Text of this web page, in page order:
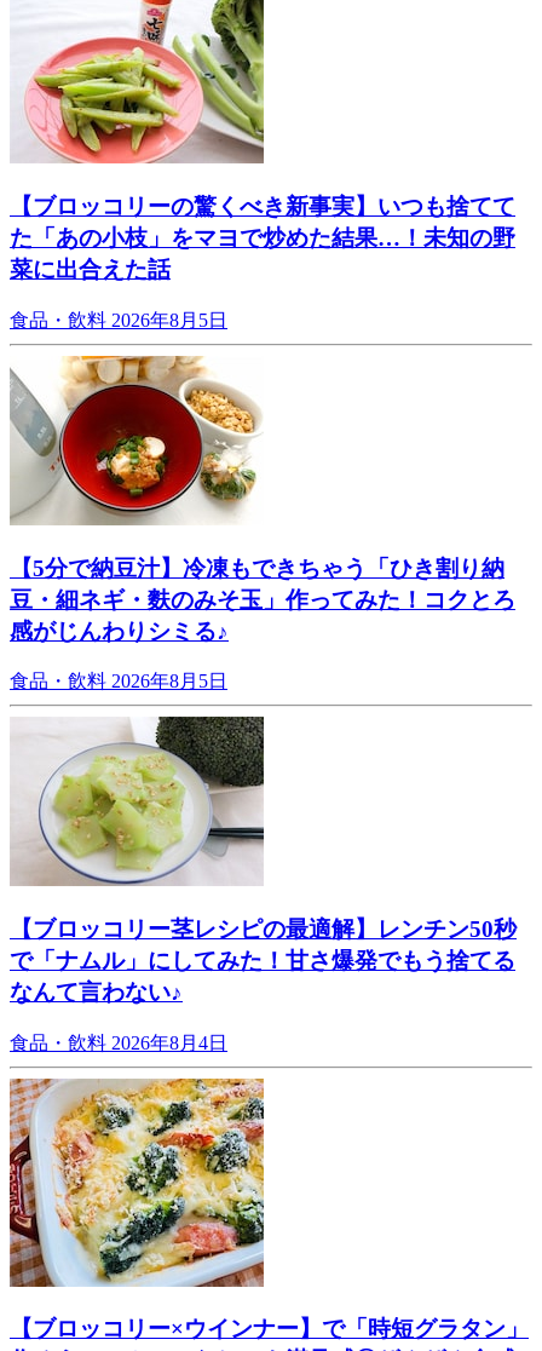
【ブロッコリーの驚くべき新事実】いつも捨てて
た「あの小枝」をマヨで炒めた結果…！未知の野
菜に出合えた話
食品・飲料 2026年8月5日
【5分で納豆汁】冷凍もできちゃう「ひき割り納
豆・細ネギ・麩のみそ玉」作ってみた！コクとろ
感がじんわりシミる♪
食品・飲料 2026年8月5日
【ブロッコリー茎レシピの最適解】レンチン50秒
で「ナムル」にしてみた！甘さ爆発でもう捨てる
なんて言わない♪
食品・飲料 2026年8月4日
【ブロッコリー×ウインナー】で「時短グラタン」